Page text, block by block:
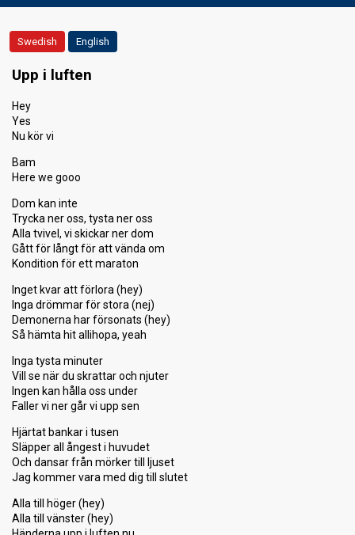
Swedish English
Upp i luften
Hey
Yes
Nu kör vi
Bam
Here we gooo
Dom kan inte
Trycka ner oss, tysta ner oss
Alla tvivel, vi skickar ner dom
Gått för långt för att vända om
Kondition för ett maraton
Inget kvar att förlora (hey)
Inga drömmar för stora (nej)
Demonerna har försonats (hey)
Så hämta hit allihopa, yeah
Inga tysta minuter
Vill se när du skrattar och njuter
Ingen kan hålla oss under
Faller vi ner går vi upp sen
Hjärtat bankar i tusen
Släpper all ångest i huvudet
Och dansar från mörker till ljuset
Jag kommer vara med dig till slutet
Alla till höger (hey)
Alla till vänster (hey)